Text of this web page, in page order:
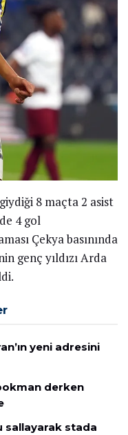
8 maçta 2 asist
4 gol
Çekya basınında
genç yıldızı Arda
yeni adresini
derken
sallayarak stada